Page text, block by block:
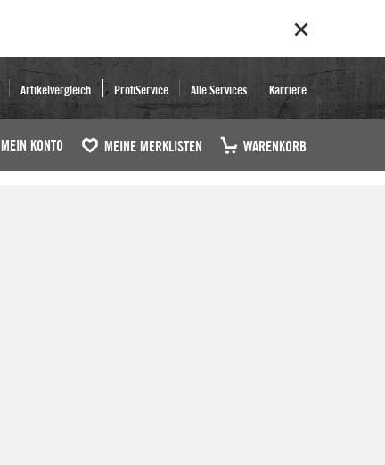
Artikelvergleich ProfiService Alle Services Karriere
MEIN KONTO MEINE MERKLISTEN WARENKORB